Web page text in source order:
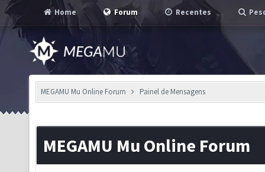
Home Forum Recentes
MEGAMU Mu Online Forum Painel de Mensagens
MEGAMU Mu Online Forum